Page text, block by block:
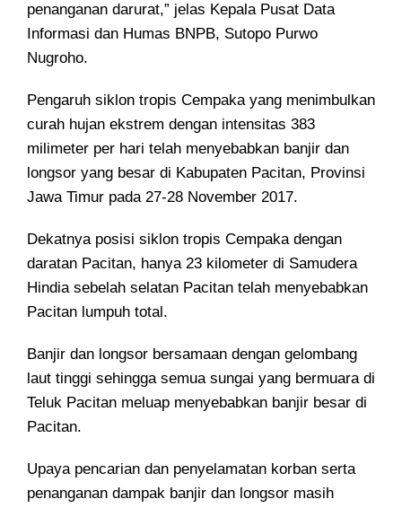
penanganan darurat,” jelas Kepala Pusat Data
Informasi dan Humas BNPB, Sutopo Purwo
Nugroho.
Pengaruh siklon tropis Cempaka yang menimbulkan
curah hujan ekstrem dengan intensitas 383
milimeter per hari telah menyebabkan banjir dan
longsor yang besar di Kabupaten Pacitan, Provinsi
Jawa Timur pada 27-28 November 2017.
Dekatnya posisi siklon tropis Cempaka dengan
daratan Pacitan, hanya 23 kilometer di Samudera
Hindia sebelah selatan Pacitan telah menyebabkan
Pacitan lumpuh total.
Banjir dan longsor bersamaan dengan gelombang
laut tinggi sehingga semua sungai yang bermuara di
Teluk Pacitan meluap menyebabkan banjir besar di
Pacitan.
Upaya pencarian dan penyelamatan korban serta
penanganan dampak banjir dan longsor masih